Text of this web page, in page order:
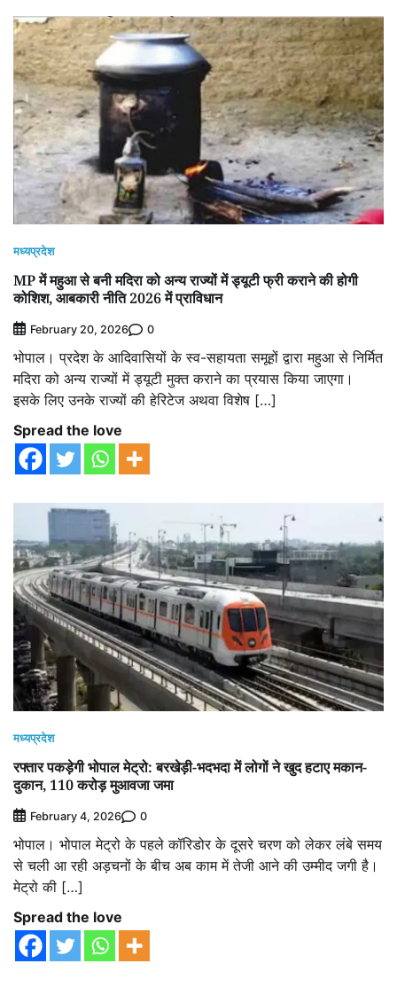
मध्यप्रदेश
MP में महुआ से बनी मदिरा को अन्य राज्यों में ड्यूटी फ्री कराने की होगी
कोशिश, आबकारी नीति 2026 में प्राविधान
February 20, 2026 0
भोपाल। प्रदेश के आदिवासियों के स्व-सहायता समूहों द्वारा महुआ से निर्मित
मदिरा को अन्य राज्यों में ड्यूटी मुक्त कराने का प्रयास किया जाएगा।
इसके लिए उनके राज्यों की हेरिटेज अथवा विशेष […]
Spread the love
मध्यप्रदेश
रफ्तार पकड़ेगी भोपाल मेट्रो: बरखेड़ी-भदभदा में लोगों ने खुद हटाए मकान-
दुकान, 110 करोड़ मुआवजा जमा
February 4, 2026 0
भोपाल। भोपाल मेट्रो के पहले कॉरिडोर के दूसरे चरण को लेकर लंबे समय
से चली आ रही अड़चनों के बीच अब काम में तेजी आने की उम्मीद जगी है।
मेट्रो की […]
Spread the love